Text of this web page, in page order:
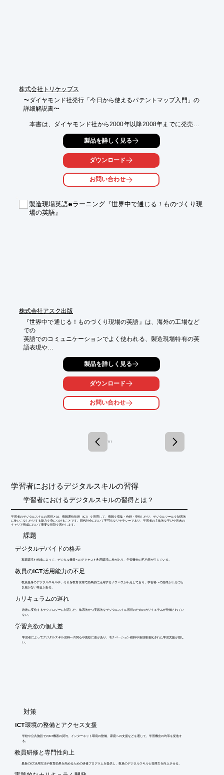
株式会社トリケップス
〜ダイヤモンド社発行「今日から使えるパテントマップ入門」の
詳細解説書〜
本書は、ダイヤモンド社から2000年以降2008年までに発売さ
れた「パテントマップ入門」「簡単パテントマップ」等の集積
版、本格版としての目的で作成したものである。
＊詳細な内容はカタログダウンロード（パンフレット）で。
製品を詳しく見る
ダウンロード
お問い合わせ
製造現場英語eラーニング『世界中で通じる！ものづくり現
場の英語』
株式会社アスク出版
『世界中で通じる！ものづくり現場の英語』は、海外の工場など
での
英語でのコミュニケーションでよく使われる、製造現場特有の英
語表現や
語彙などを学ぶeラーニングコースです。
5S（整理・整頓・清掃・清潔・躾）に関連した表現や、数・単位
いった知識、提案や指示など業務上の意思疎通、あるいは日常会
製造現場でよく用いられる用語や表現には独特なものがありま
外国人研修生への指導など、英語が必要な場面でスムーズにコミ
■すぐに役に立つ重要単語・フレーズを優先的に扱っている
■豊富な課題を通して学習内容の理解を深める
■製造現場で必要な英語表現が自然と頭に入るようになっている
※詳しくはPDF資料をご覧いただくか、お気軽にお問い合わせ下
さい。
製品を詳しく見る
ダウンロード
お問い合わせ
1 / 1
学習者におけるデジタルスキルの習得
学習者におけるデジタルスキルの習得とは？
学習者のデジタルスキルの習得とは、情報通信技術（ICT）を活用して、情報を収集・分析・発信したり、デジタルツールを効果的
に使いこなしたりする能力を身につけることです。現代社会において不可欠なリテラシーであり、学習者の主体的な学びや将来の
キャリア形成において重要な役割を果たします。
​課題
デジタルデバイドの格差
家庭環境や地域によって、デジタル機器へのアクセスや利用環境に差があり、学習機会の不均等が生じている。
教員のICT活用能力の不足
教員自身のデジタルスキルや、それを教育現場で効果的に活用するノウハウが不足しており、学習者への指導が十分に行
き届かない場合がある。
カリキュラムの遅れ
急速に変化するテクノロジーに対応した、体系的かつ実践的なデジタルスキル習得のためのカリキュラムが整備されてい
ない。
学習意欲の個人差
学習者によってデジタルスキル習得への関心や意欲に差があり、モチベーション維持や個別最適化された学習支援が難し
い。
​対策
ICT環境の整備とアクセス支援
学校や公共施設でのICT機器の貸与、インターネット環境の整備、家庭への支援などを通じて、学習機会の均等を促進す
る。
教員研修と専門性向上
最新のICT活用方法や教育効果を高めるための研修プログラムを提供し、教員のデジタルスキルと指導力を向上させる。